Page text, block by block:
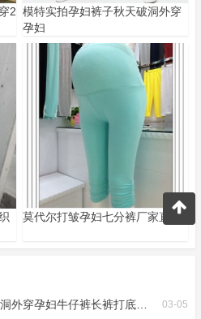
2 模特实拍孕妇裤子秋天破洞外穿
孕妇
莫代尔打皱孕妇七分裤厂家直销
03-05
孕妇牛仔裤长裤打底裤春秋长裤